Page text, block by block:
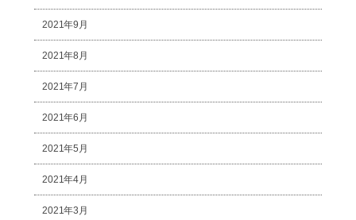
2021年9月
2021年8月
2021年7月
2021年6月
2021年5月
2021年4月
2021年3月